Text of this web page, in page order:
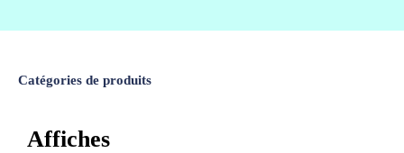
Catégories de produits
Affiches